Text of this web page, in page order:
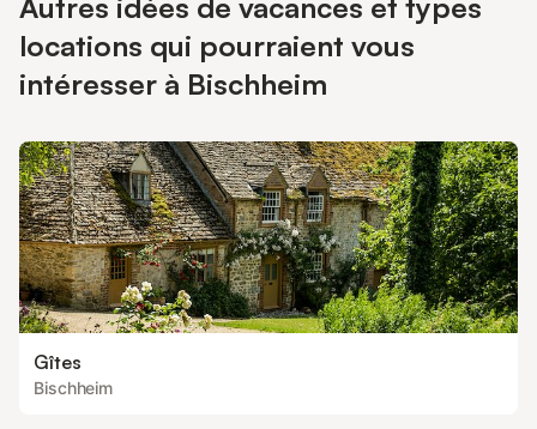
Autres idées de vacances et types
locations qui pourraient vous
intéresser à Bischheim
Gîtes
Bischheim